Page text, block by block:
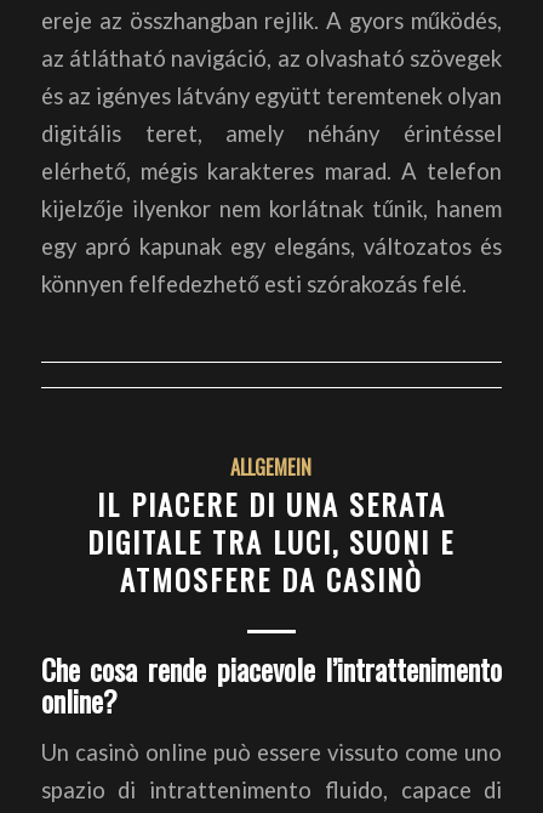
ereje az összhangban rejlik. A gyors működés,
az átlátható navigáció, az olvasható szövegek
és az igényes látvány együtt teremtenek olyan
digitális teret, amely néhány érintéssel
elérhető, mégis karakteres marad. A telefon
kijelzője ilyenkor nem korlátnak tűnik, hanem
egy apró kapunak egy elegáns, változatos és
könnyen felfedezhető esti szórakozás felé.
ALLGEMEIN
IL PIACERE DI UNA SERATA
DIGITALE TRA LUCI, SUONI E
ATMOSFERE DA CASINÒ
Che cosa rende piacevole l’intrattenimento
online?
Un casinò online può essere vissuto come uno
spazio di intrattenimento fluido, capace di